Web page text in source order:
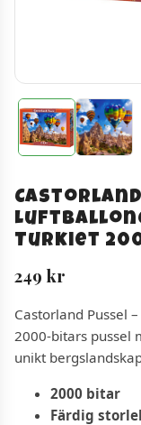
Castorland
Turkiet
249 kr
Castorland Pussel
2000-bitars pussel
unikt
2000 bitar
Färdig